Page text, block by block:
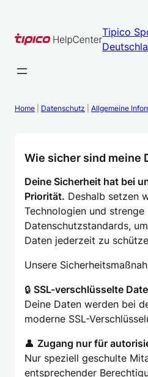
springen
Tipico
Home Datenschutz Allgemeine
Wie sicher sind meine
Deine Sicherheit hat bei
Priorität. Deshalb setzen
Technologien und strenge
Datenschutzstandards,
Daten jederzeit zu
Unsere
🔒 SSL-verschlüsselte
Deine Daten werden bei
moderne SSL-
👤 Zugang nur für
Nur speziell geschulte
entsprechender